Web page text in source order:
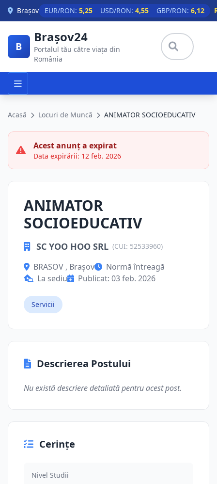
Skip to main content
Brașov EUR/RON: 5,25 USD/RON: 4,55 GBP/RON: 6,12
B
Brașov24
Portalul tău către viața din
România
Acasă Locuri de Muncă ANIMATOR SOCIOEDUCATIV
Acest anunț a expirat
Data expirării: 12 feb. 2026
ANIMATOR
SOCIOEDUCATIV
SC YOO HOO SRL (CUI: 52533960)
BRASOV , Brașov
Normă întreagă
La sediu
Publicat: 03 feb. 2026
Servicii
Descrierea Postului
Nu există descriere detaliată pentru acest post.
Cerințe
Nivel Studii